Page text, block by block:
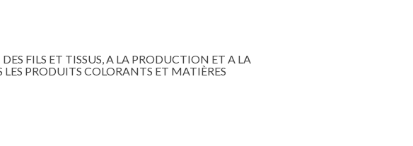
FILS ET TISSUS, A LA PRODUCTION ET A LA
PRODUITS COLORANTS ET MATIÈRES